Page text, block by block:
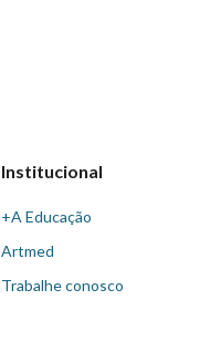
Institucional
+A Educação
Artmed
Trabalhe conosco